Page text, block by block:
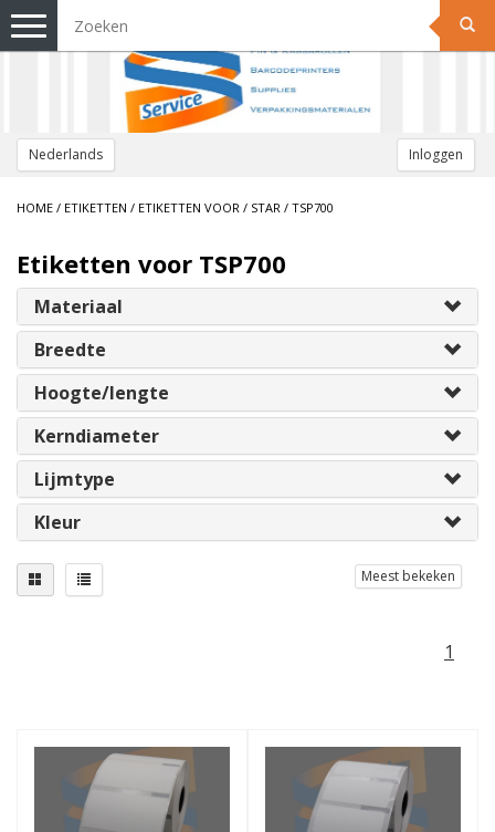
Nederlands Inloggen
Toggle
navigation
HOME / ETIKETTEN / ETIKETTEN VOOR / STAR / TSP700
Etiketten voor TSP700
Materiaal
Breedte
Hoogte/lengte
Kerndiameter
Lijmtype
Kleur
Meest bekeken
1